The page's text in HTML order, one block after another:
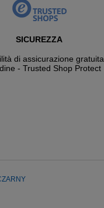
SICUREZZA
di assicurazione gratuita
- Trusted Shop Protect